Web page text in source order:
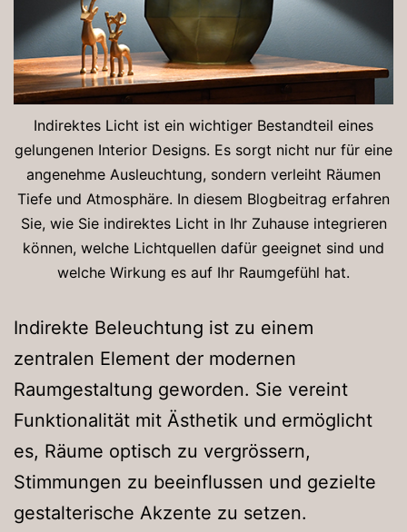
Indirektes Licht ist ein wichtiger Bestandteil eines
gelungenen Interior Designs. Es sorgt nicht nur für eine
angenehme Ausleuchtung, sondern verleiht Räumen
Tiefe und Atmosphäre. In diesem Blogbeitrag erfahren
Sie, wie Sie indirektes Licht in Ihr Zuhause integrieren
können, welche Lichtquellen dafür geeignet sind und
welche Wirkung es auf Ihr Raumgefühl hat.
Indirekte Beleuchtung ist zu einem
zentralen Element der modernen
Raumgestaltung geworden. Sie vereint
Funktionalität mit Ästhetik und ermöglicht
es, Räume optisch zu vergrössern,
Stimmungen zu beeinflussen und gezielte
gestalterische Akzente zu setzen.